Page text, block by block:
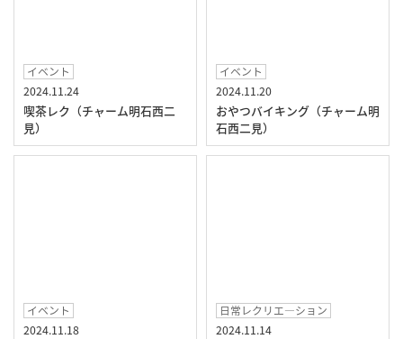
イベント
2024.11.24
喫茶レク（チャーム明石西二
見）
イベント
2024.11.20
おやつバイキング（チャーム明
石西二見）
イベント
2024.11.18
日常レクリエ―ション
2024.11.14